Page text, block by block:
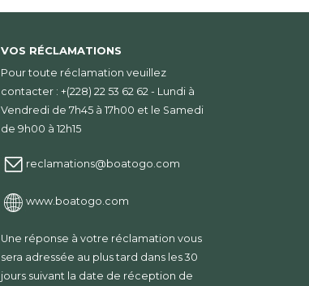
VOS RÉCLAMATIONS
Pour toute réclamation veuillez
contacter : +(228) 22 53 62 62 - Lundi à
Vendredi de 7h45 à 17h00 et le Samedi
de 9h00 à 12h15
reclamations@boatogo.com
www.boatogo.com
Une réponse à votre réclamation vous
sera adressée au plus tard dans les 30
jours suivant la date de réception de